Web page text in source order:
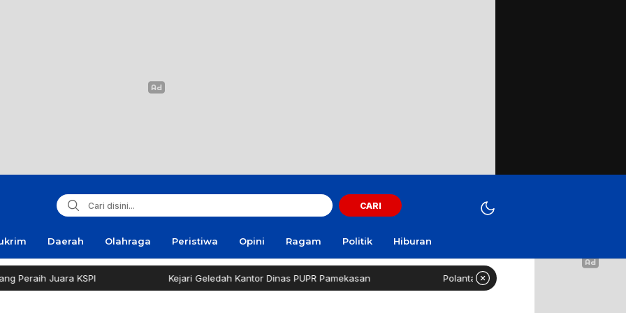
CARI
Daerah Olahraga Peristiwa Opini Ragam Politik Hiburan
Juara KSPI Kejari Geledah Kantor Dinas PUPR Pamekasan Polantas Sampang Imbau Latihan Gerak Jalan